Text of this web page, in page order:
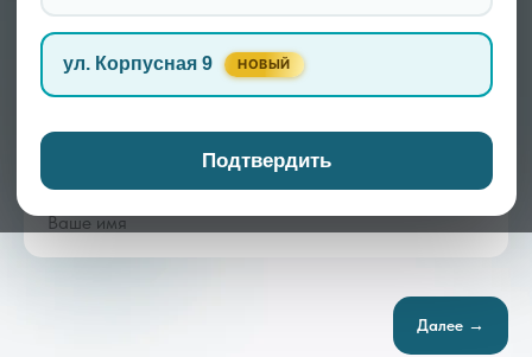
ул. Корпусная 9 НОВЫЙ
Подтвердить
обследований, наконец найти реальную причину
дискомфорта.
Далее →